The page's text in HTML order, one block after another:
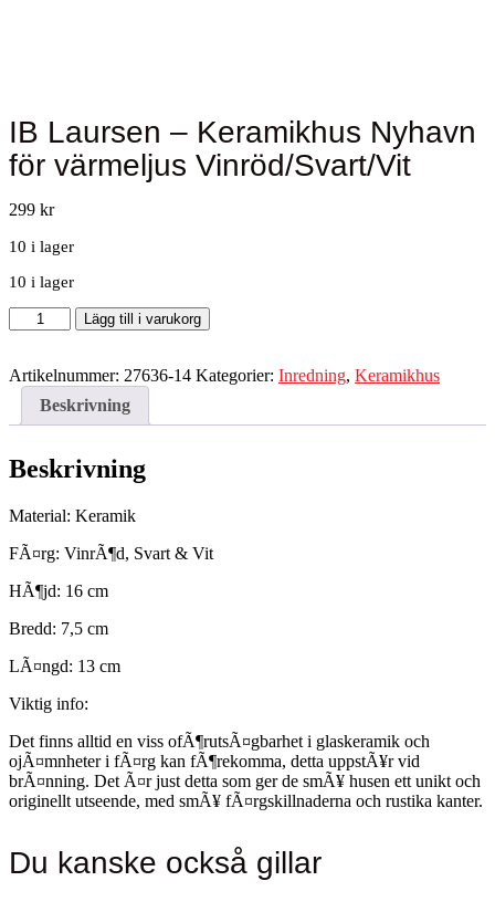
IB Laursen – Keramikhus Nyhavn
för värmeljus Vinröd/Svart/Vit
299 kr
10 i lager
10 i lager
Laursen
Keramikhus
Nyhavn
Vinröd/Svart/Vit
mängd
Lägg till i varukorg
Artikelnummer: 27636-14 Kategorier: Inredning, Keramikhus
Beskrivning
Beskrivning
ï»¿
Material: Keramik
FÃ¤rg: VinrÃ¶d, Svart & Vit
HÃ¶jd: 16 cm
Bredd: 7,5 cm
LÃ¤ngd: 13 cm
Viktig info:
Det finns alltid en viss ofÃ¶rutsÃ¤gbarhet i glaskeramik och
ojÃ¤mnheter i fÃ¤rg kan fÃ¶rekomma, detta uppstÃ¥r vid
brÃ¤nning. Det Ã¤r just detta som ger de smÃ¥ husen ett unikt och
originellt utseende, med smÃ¥ fÃ¤rgskillnaderna och rustika kanter.
Du kanske också gillar